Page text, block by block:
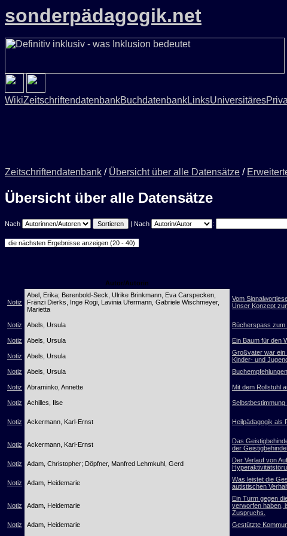
sonderpädagogik.net
WikiZeitschriftendatenbankBuchdatenbankLinksUniversitäres
Zeitschriftendatenbank / Übersicht über alle Datensätze /
Übersicht über alle Datensätze
Nach | Nach :
Autor/Autorin
Notiz
Abel, Erika; Berenbold-Seck, Ulrike Brinkmann, Eva Carspecken,
Fränzi Dierks, Inge Rogi, Lavinia Ufermann, Gabriele Wischmeyer,
Marietta
Vom
Unser Konzept
Notiz Abels, Ursula Bücherspass zum
Notiz
Abels, Ursula Ein Baum für den
Notiz Abels, Ursula
Großvater war ein
Kinder- und
Notiz
Abels, Ursula
Notiz Abraminko, Annette Mit dem Rollstuhl
Notiz Achilles, Ilse
Notiz Ackermann, Karl-Ernst Heilpädagogik als
Notiz Ackermann, Karl-Ernst
Das
der
Notiz Adam, Christopher; Döpfner, Manfred Lehmkuhl, Gerd
Der Verlauf von
Notiz Adam, Heidemarie
Was leistet die
autistischen
Notiz Adam, Heidemarie
Ein Turm gegen
verworfen haben,
Zuspruchs.
Notiz Adam, Heidemarie Gestützte